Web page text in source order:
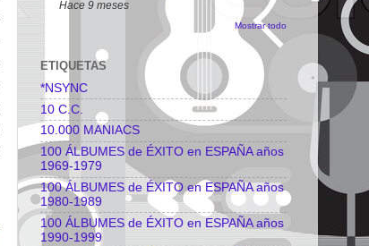
Hace 9 meses
Mostrar todo
ETIQUETAS
*NSYNC
10 C.C.
10.000 MANIACS
100 ÁLBUMES de ÉXITO en ESPAÑA años
1969-1979
100 ÁLBUMES de ÉXITO en ESPAÑA años
1980-1989
100 ÁLBUMES de ÉXITO en ESPAÑA años
1990-1999